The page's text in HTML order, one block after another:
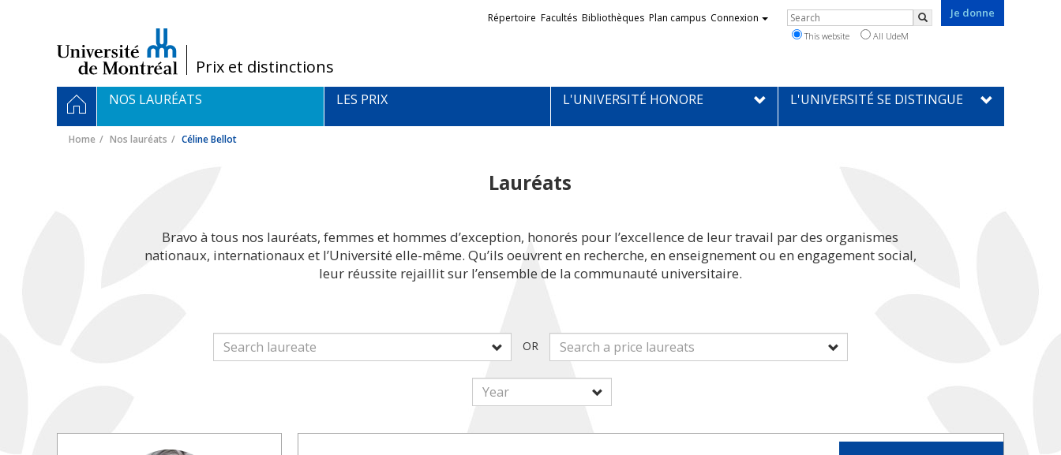
/Prix et distinctions
Je donne
Liens
externes
Répertoire Facultés Bibliothèques Plan campus Connexion Rechercher
Search
This website All UdeM
Navigation
principale
HOMENOS LAURÉATS LES PRIX L'UNIVERSITÉ HONORE L'UNIVERSITÉ SE DISTINGUE
Home Nos lauréats Céline Bellot
Lauréats
Bravo à tous nos lauréats, femmes et hommes d’exception, honorés pour l’excellence de leur travail par des organismes
nationaux, internationaux et l’Université elle-même. Qu’ils oeuvrent en recherche, en enseignement ou en engagement social,
leur réussite rejaillit sur l’ensemble de la communauté universitaire.
OR